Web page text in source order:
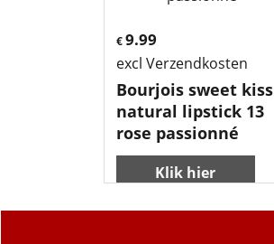
€9.99
excl Verzendkosten
Bourjois sweet kiss
natural lipstick 13
rose passionné
Klik hier